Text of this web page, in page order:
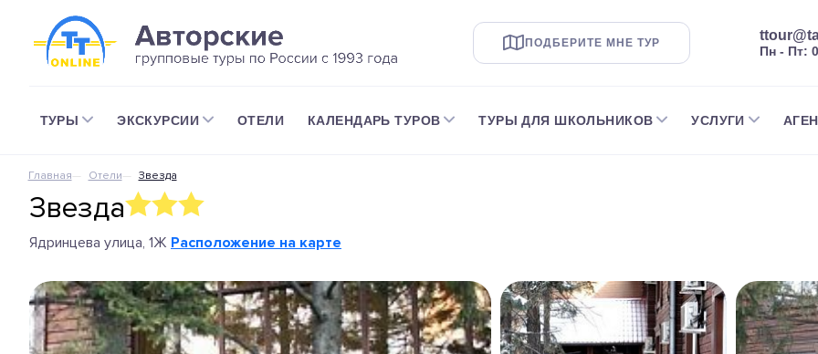
ПОДБЕРИТЕ МНЕ ТУР
Пн - Пт:
ТУРЫ ЭКСКУРСИИ ОТЕЛИ КАЛЕНДАРЬ ТУРОВ ТУРЫ ДЛЯ ШКОЛЬНИКОВ УСЛУГИ
Главная Отели Звезда
Звезда
Ядринцева улица, 1Ж Расположение на карте